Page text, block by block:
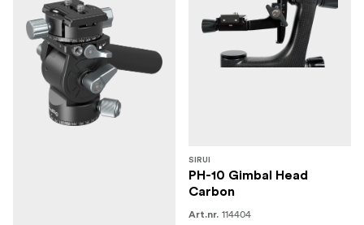
SIRUI
PH-10 Gimbal Head
Carbon
Art.nr. 114404